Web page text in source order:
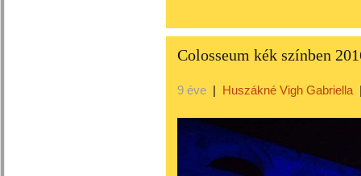
Colosseum kék színben
9 éve | Huszákné Vigh Gabriella